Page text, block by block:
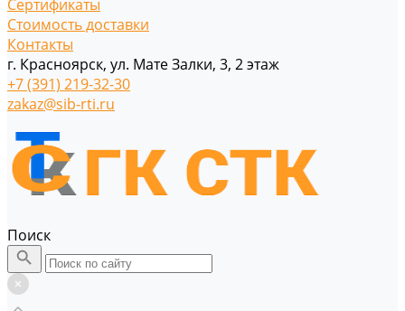
Сертификаты
Стоимость доставки
Контакты
г. Красноярск, ул. Мате Залки, 3, 2 этаж
+7 (391) 219-32-30
zakaz@sib-rti.ru
Поиск